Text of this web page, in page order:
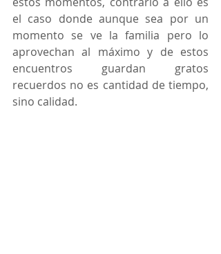
el caso donde aunque sea por un
momento se ve la familia pero lo
aprovechan al máximo y de estos
encuentros guardan gratos
recuerdos no es cantidad de tiempo,
sino calidad.